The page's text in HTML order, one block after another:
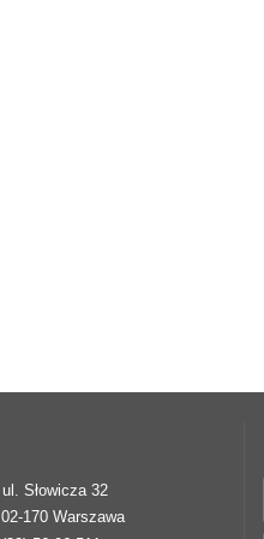
ul. Słowicza 32
02-170 Warszawa